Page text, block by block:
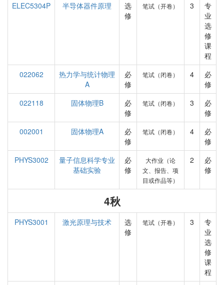
ELEC5304P
半导体器件原理
选
修
笔试（开卷） 3
专
业
选
修
课
程
022062
热力学与统计物理
A
必
修
笔试（闭卷） 4
必
修
022118
固体物理B
必
修
笔试（闭卷） 3
必
修
002001
固体物理A
必
修
笔试（闭卷） 4
必
修
PHYS3002
量子信息科学专业
基础实验
必
修
大作业（论
文、报告、项
目或作品等）
2
必
修
4秋
PHYS3001 激光原理与技术
选
修
笔试（开卷） 3
专
业
选
修
课
程